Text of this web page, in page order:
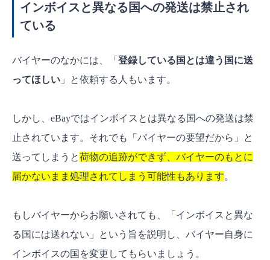
インボイスと異なる国への発送は禁止され
ている
バイヤーのなかには、「 登録している国とは違う国に送
ってほしい 」と依頼する人もいます。
しかし、eBayではインボイスとは異なる国への発送は禁
止されています。それでも「バイヤーの要望だから」と
送ってしまうと荷物の追跡ができず、バイヤーのもとに
届かないまま処理されてしまう可能性もあります。
もしバイヤーからお願いされても、「インボイスと異な
る国には送れない」という旨を説明し、バイヤー自身に
インボイスの国を変更してもらいましょう。